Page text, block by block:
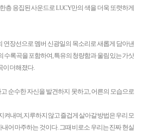
층 응집된 사운드로 LUCY만의 색을 더욱 또렷하게
연장선으로 멤버 신광일의 목소리로 새롭게 담아낸
수록곡을 포함하여, 특유의 청량함과 울림 있는 가삿
이 더해졌다.
순수한 자신을 발견하지 못하고, 어른의 모습으로
켜내며, 지루하지 않고 즐겁게 살아갈 방법은 우리 모
내어 마주하는 것이다. 그때 비로소 우리는 진짜 현실